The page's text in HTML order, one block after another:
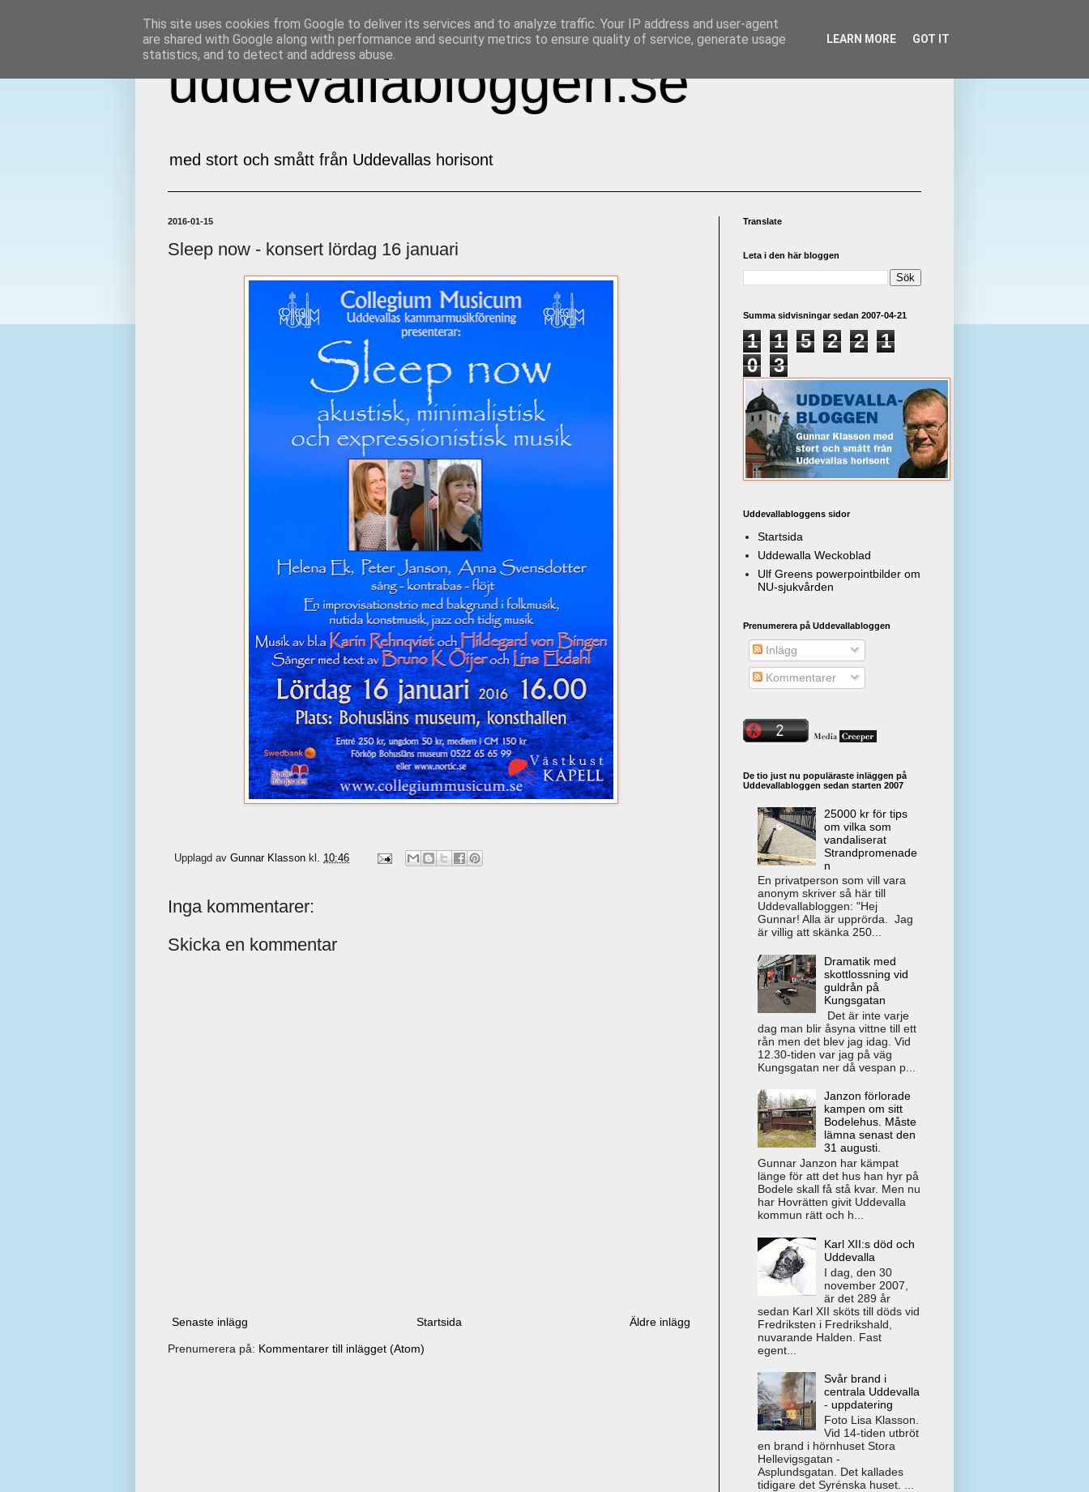
uddevallabloggen.se
med stort och smått från Uddevallas horisont
2016-01-15
Sleep now - konsert lördag 16 januari
Upplagd av Gunnar Klasson kl. 10:46
Inga kommentarer:
Skicka en kommentar
Senaste inlägg Äldre inlägg
Startsida
Prenumerera på: Kommentarer till inlägget (Atom)
Translate
Leta i den här bloggen
Summa sidvisningar sedan 2007-04-21
1 1 5 2 2
1
0
3
Uddevallabloggens sidor
Startsida
Uddewalla Weckoblad
Ulf Greens powerpointbilder om
NU-sjukvården
Prenumerera på Uddevallabloggen
Inlägg
Kommentarer
De tio just nu populäraste inläggen på
Uddevallabloggen sedan starten 2007
25000 kr för tips
om vilka som
vandaliserat
Strandpromenade
n
En privatperson som vill vara
anonym skriver så här till
Uddevallabloggen: "Hej
Gunnar! Alla är upprörda. Jag
är villig att skänka 250...
Dramatik med
skottlossning vid
guldrån på
Kungsgatan
Det är inte varje
dag man blir åsyna vittne till ett
rån men det blev jag idag. Vid
12.30-tiden var jag på väg
Kungsgatan ner då vespan p...
Janzon förlorade
kampen om sitt
Bodelehus. Måste
lämna senast den
31 augusti.
Gunnar Janzon har kämpat
länge för att det hus han hyr på
Bodele skall få stå kvar. Men nu
har Hovrätten givit Uddevalla
kommun rätt och h...
Karl XII:s död och
Uddevalla
I dag, den 30
november 2007,
är det 289 år
sedan Karl XII sköts till döds vid
Fredriksten i Fredrikshald,
nuvarande Halden. Fast
egent...
Svår brand i
centrala Uddevalla
- uppdatering
Foto Lisa Klasson.
Vid 14-tiden utbröt
en brand i hörnhuset Stora
Hellevigsgatan -
Asplundsgatan. Det kallades
tidigare det Syrénska huset. ...
This site uses cookies from Google to deliver its services and to analyze traffic. Your IP address and user-agent
are shared with Google along with performance and security metrics to ensure quality of service, generate usage
statistics, and to detect and address abuse.
LEARN MORE GOT IT